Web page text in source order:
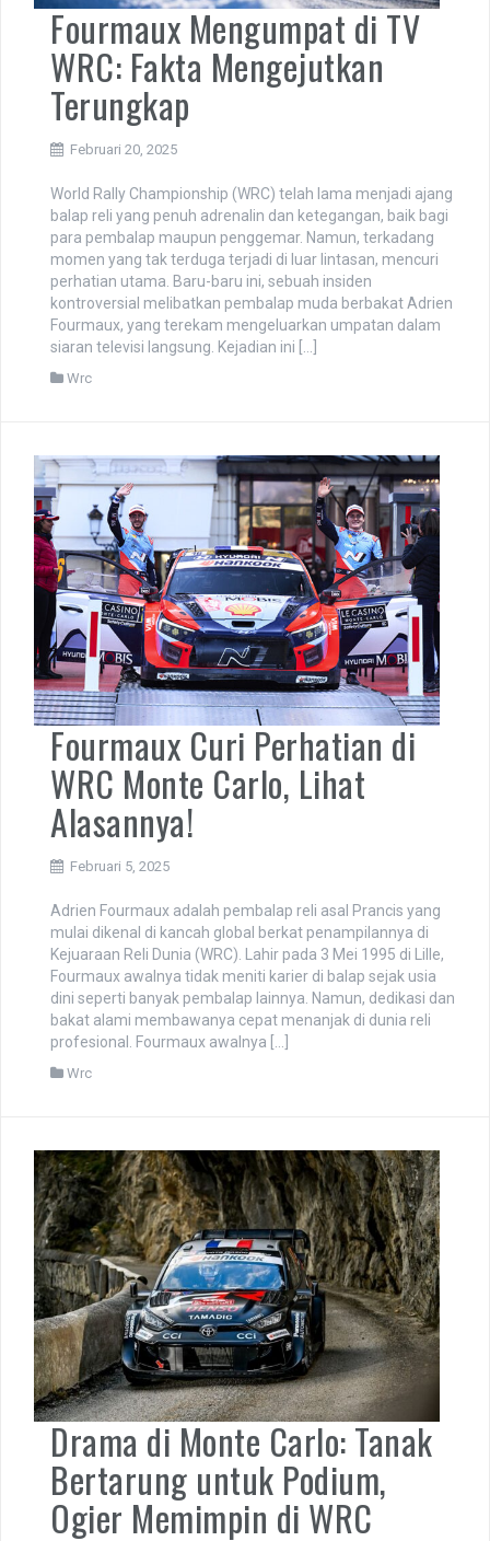
Fourmaux Mengumpat di TV
WRC: Fakta Mengejutkan
Terungkap
Februari 20, 2025
World Rally Championship (WRC) telah lama menjadi ajang
balap reli yang penuh adrenalin dan ketegangan, baik bagi
para pembalap maupun penggemar. Namun, terkadang
momen yang tak terduga terjadi di luar lintasan, mencuri
perhatian utama. Baru-baru ini, sebuah insiden
kontroversial melibatkan pembalap muda berbakat Adrien
Fourmaux, yang terekam mengeluarkan umpatan dalam
siaran televisi langsung. Kejadian ini […]
Wrc
Fourmaux Curi Perhatian di
WRC Monte Carlo, Lihat
Alasannya!
Februari 5, 2025
Adrien Fourmaux adalah pembalap reli asal Prancis yang
mulai dikenal di kancah global berkat penampilannya di
Kejuaraan Reli Dunia (WRC). Lahir pada 3 Mei 1995 di Lille,
Fourmaux awalnya tidak meniti karier di balap sejak usia
dini seperti banyak pembalap lainnya. Namun, dedikasi dan
bakat alami membawanya cepat menanjak di dunia reli
profesional. Fourmaux awalnya […]
Wrc
Drama di Monte Carlo: Tanak
Bertarung untuk Podium,
Ogier Memimpin di WRC